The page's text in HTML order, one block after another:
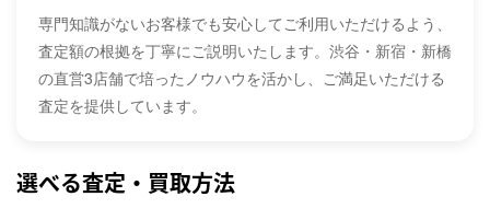
専門知識がないお客様でも安心してご利用いただけるよう、
査定額の根拠を丁寧にご説明いたします。渋谷・新宿・新橋
の直営3店舗で培ったノウハウを活かし、ご満足いただける
査定を提供しています。
選べる査定・買取方法